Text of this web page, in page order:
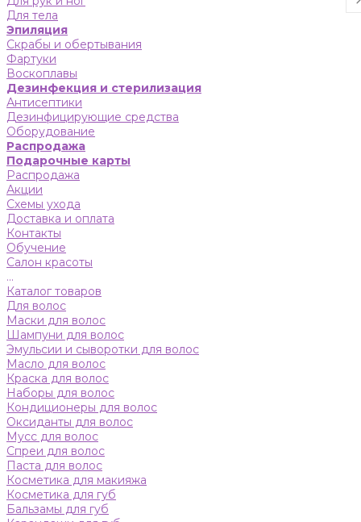
Для тела
Эпиляция
Скрабы и обертывания
Фартуки
Воскоплавы
Дезинфекция и стерилизация
Антисептики
Дезинфицирующие средства
Оборудование
Распродажа
Подарочные карты
Распродажа
Акции
Схемы ухода
Доставка и оплата
Контакты
Обучение
Салон красоты
...
Каталог товаров
Для волос
Маски для волос
Шампуни для волос
Эмульсии и сыворотки для волос
Масло для волос
Краска для волос
Наборы для волос
Кондиционеры для волос
Оксиданты для волос
Мусс для волос
Спреи для волос
Паста для волос
Косметика для макияжа
Косметика для губ
Бальзамы для губ